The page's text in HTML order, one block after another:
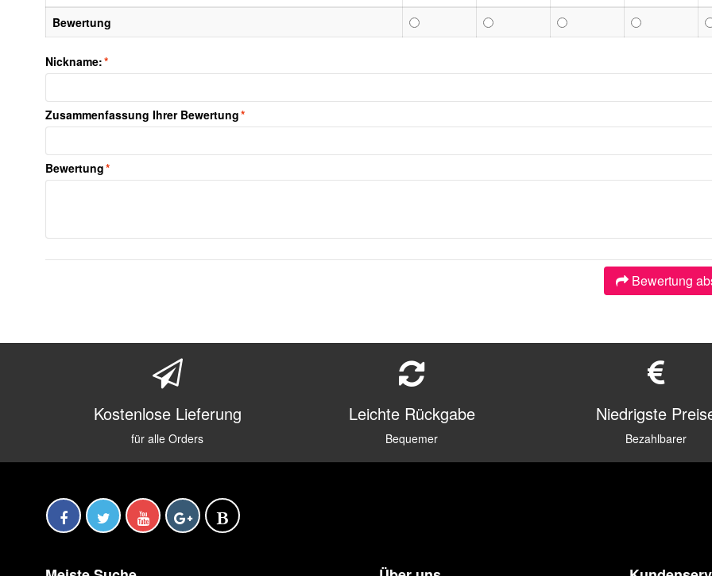
Bewertung
*
Nickname:
*
Zusammenfassung Ihrer Bewertung
*
Bewertung
Bewertung
Kostenlose Lieferung
für alle Orders
Leichte Rückgabe
Bequemer
Niedrigste
Bezahlbarer